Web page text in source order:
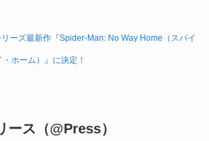
リーズ最新作『Spider-Man: No Way Home（スパイ
ホーム）』に決定！
ース（@Press）